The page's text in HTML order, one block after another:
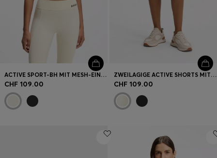
ACTIVE SPORT-BH MIT MESH-EINSATZ
CHF 109.00
ZWEILAGIGE ACTIVE SHORTS MIT FEUCHTIGKEITSMANAGEMENT
CHF 109.00